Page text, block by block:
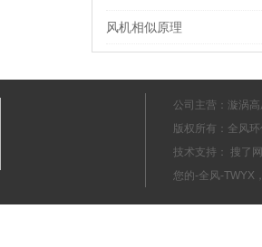
风机相似原理
公司主营：漩涡
版权所有：全风
技术支持： 搜
您的-全风-TWYX